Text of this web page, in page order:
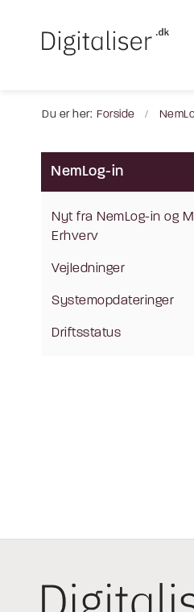
Du er her: Forside
NemLog-in
Nyt fra NemLog-in og
Erhverv
Vejledninger
Systemopdateringer
Driftsstatus